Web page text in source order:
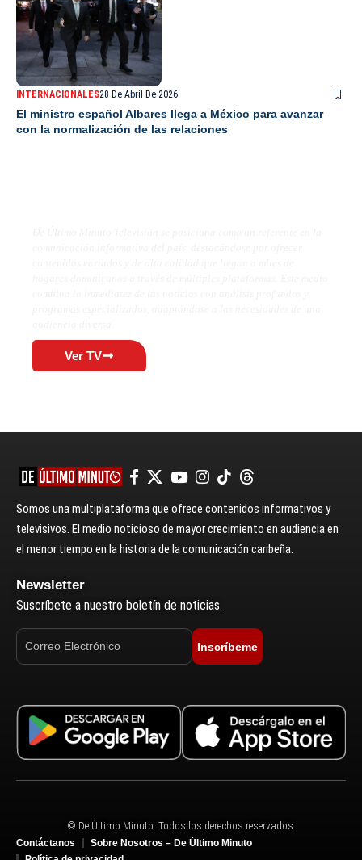
INTERNACIONALES28 De Abril De 2026
El ministro español Albares llega a México para avanzar
con la normalización de las relaciones
Ver TV
Somos una multiplataforma que ofrece contenidos informativos y
televisivos. El medio noticioso de mayor crecimiento en audiencia en
el menor tiempo en la historia de la comunicación caribeña.
Newsletter
Suscríbete a nuestro boletín de noticias.
Inscríbeme
© De Último Minuto. Todos los derechos reservados.
Contáctanos
Sobre Nosotros – De Último Minuto